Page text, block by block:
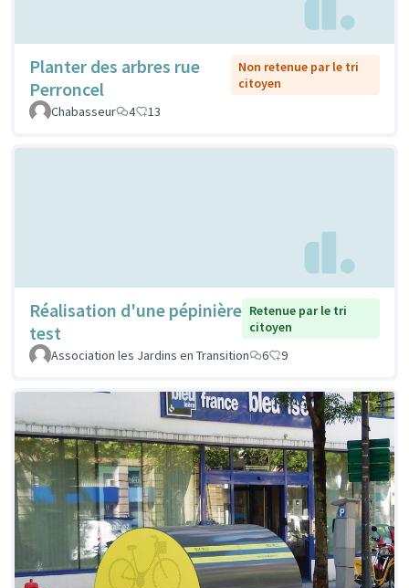
Planter des arbres rue
Perroncel
Non retenue par le tri
citoyen
Chabasseur
4 13
Réalisation d'une pépinière
test
Retenue par le tri
citoyen
Association les Jardins en Transition
6 9